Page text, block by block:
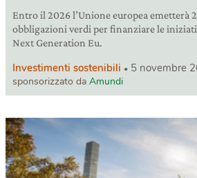
Entro il 2026 l’Unione europea emetterà
obbligazioni verdi per finanziare le
Next Generation Eu.
Investimenti sostenibili 5 novembre
sponsorizzato da Amundi